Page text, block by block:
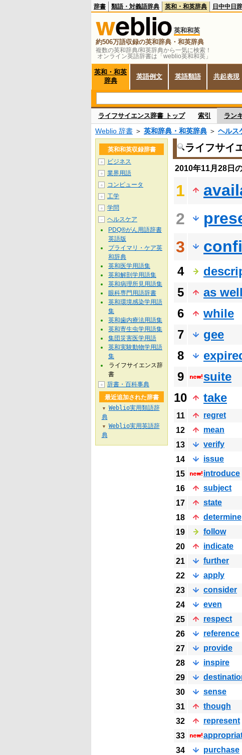
複数の英和辞典/和英辞典から一気に検索！
オンライン英語辞書は「weblio英和和英」
辞書 類語・対義語辞典 英和・和英辞典 日中中日
英和和英
約506万語収録の英和辞典・和英辞典
英和・和英
辞典
英語例文 英語類語 共起表現
ライフサイエンス辞書 トップ 索引 ラン
Weblio 辞書 ＞ 英和辞典・和英辞典 ＞ ヘルス
ライフサイ
2010年11月28日
1
2
3
4
5
as
6
while
7
gee
8
9
suite
10
take
11
regret
12
mean
13
verify
14
issue
15
introduce
16
subject
17
state
18
determine
19
follow
20
indicate
21
further
22
apply
23
consider
24
even
25
respect
26
reference
27
provide
28
inspire
29
30
sense
31
though
32
represent
33
34
purchase
英和和英収録辞書
＋ ビジネス
＋ 業界用語
＋ コンピュータ
＋ 工学
＋ 学問
－
ヘルスケア
PDQ®がん用語辞書
英語版
プライマリ・ケア英
和辞典
英和医学用語集
英和解剖学用語集
英和病理所見用語集
眼科専門用語辞書
英和環境感染学用語
集
英和歯内療法用語集
英和寄生虫学用語集
集団災害医学用語
英和実験動物学用語
集
ライフサイエンス辞
書
＋
辞書・百科事典
最近追加された辞書
▼
Weblio実用類語辞
典
▼
Weblio実用英語辞
典